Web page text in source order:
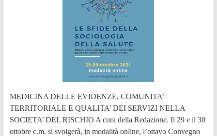
MEDICINA DELLE EVIDENZE, COMUNITA’
TERRITORIALE E QUALITA’ DEI SERVIZI NELLA
SOCIETA’ DEL RISCHIO A cura della Redazione. Il 29 e il 30
ottobre c.m. si svolgerà, in modalità online, l’ottavo Convegno